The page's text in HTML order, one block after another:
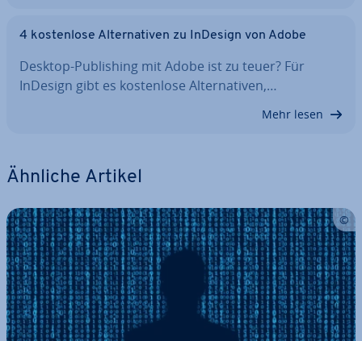
4 kos­ten­lo­se Al­ter­na­ti­ven zu InDesign von Adobe
Desktop-Pu­bli­shing mit Adobe ist zu teuer? Für
InDesign gibt es kos­ten­lo­se Al­ter­na­ti­ven,…
Mehr lesen
Ähnliche Artikel